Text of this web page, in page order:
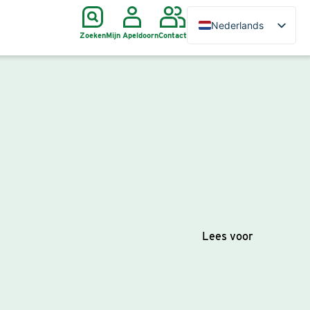
ZoekenMijn ApeldoornContact
Nederlands
Lees voor